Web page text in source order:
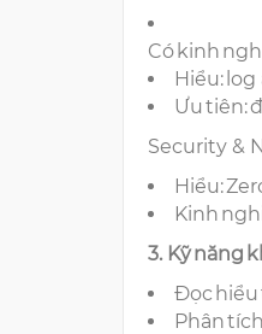
Có kinh
Hiểu:
Ưu tiên:
Security &
Hiểu:
Kinh
3. Kỹ năng
Đọc hiểu
Phân